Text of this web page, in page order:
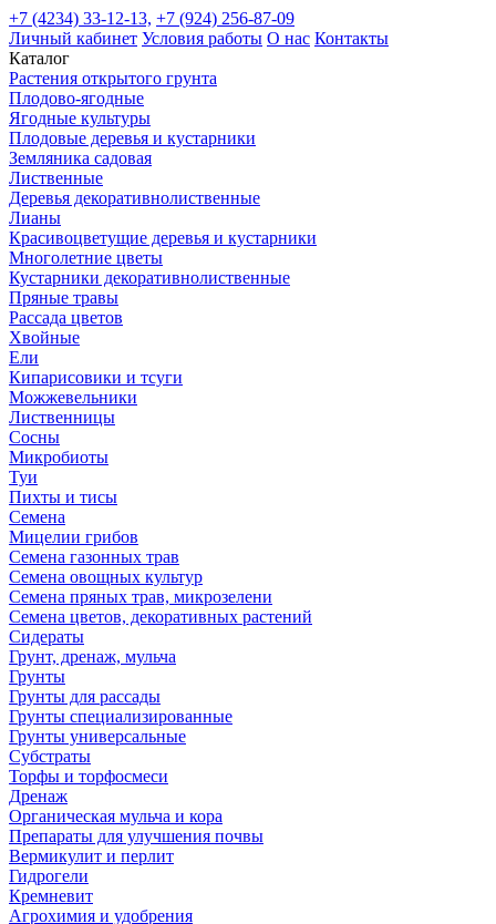
+7 (4234) 33-12-13, +7 (924) 256-87-09
Личный кабинет Условия работы О нас Контакты
Каталог
Растения открытого грунта
Плодово-ягодные
Ягодные культуры
Плодовые деревья и кустарники
Земляника садовая
Лиственные
Деревья декоративнолиственные
Лианы
Красивоцветущие деревья и кустарники
Многолетние цветы
Кустарники декоративнолиственные
Пряные травы
Рассада цветов
Хвойные
Ели
Кипарисовики и тсуги
Можжевельники
Лиственницы
Сосны
Микробиоты
Туи
Пихты и тисы
Семена
Мицелии грибов
Семена газонных трав
Семена овощных культур
Семена пряных трав, микрозелени
Семена цветов, декоративных растений
Сидераты
Грунт, дренаж, мульча
Грунты
Грунты для рассады
Грунты специализированные
Грунты универсальные
Субстраты
Торфы и торфосмеси
Дренаж
Органическая мульча и кора
Препараты для улучшения почвы
Вермикулит и перлит
Гидрогели
Кремневит
Агрохимия и удобрения